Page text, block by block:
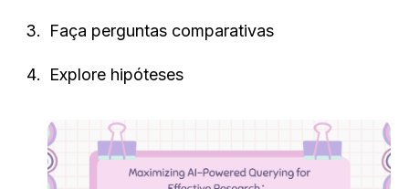
Faça perguntas comparativas
Explore hipóteses